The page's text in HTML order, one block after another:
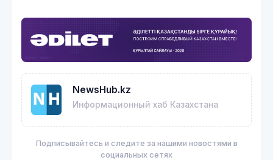
NewsHub.kz
Информационный хаб Казахстана
Подписывайтесь и следите за нашими новостями в
социальных сетях